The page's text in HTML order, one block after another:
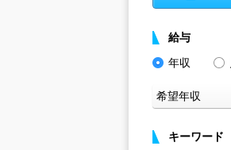
給与
年収
キーワード